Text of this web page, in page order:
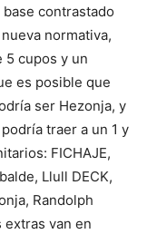
contrastado
normativa,
5 cupos y un
es posible que
ser Hezonja, y
traer a un 1 y
FICHAJE,
Llull DECK,
Randolph
extras van en